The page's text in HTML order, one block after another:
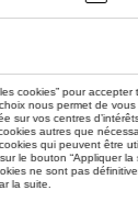
T-Roc Collection
afficher)
un modèle